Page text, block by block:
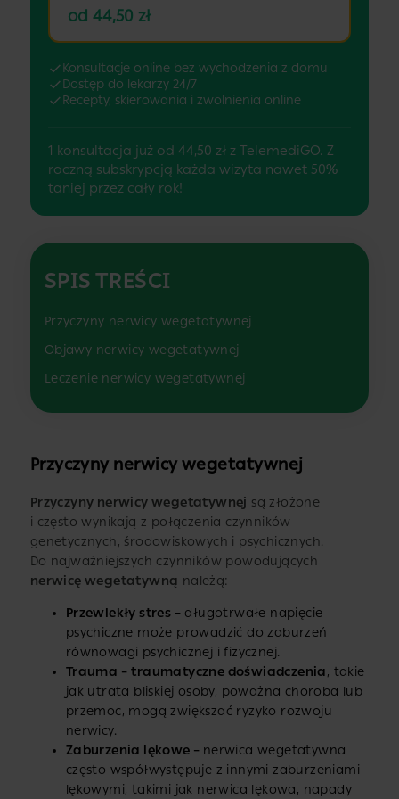
od 44,50 zł
Konsultacje online bez wychodzenia z domu
Dostęp do lekarzy 24/7
Recepty, skierowania i zwolnienia online
1 konsultacja już od 44,50 zł z TelemediGO. Z
roczną subskrypcją każda wizyta nawet 50%
taniej przez cały rok!
SPIS TREŚCI
Przyczyny nerwicy wegetatywnej
Objawy nerwicy wegetatywnej
Leczenie nerwicy wegetatywnej
Przyczyny nerwicy wegetatywnej
Przyczyny nerwicy wegetatywnej są złożone
i często wynikają z połączenia czynników
genetycznych, środowiskowych i psychicznych.
Do najważniejszych czynników powodujących
nerwicę wegetatywną należą:
Przewlekły stres –długotrwałe napięcie
psychiczne może prowadzić do zaburzeń
równowagi psychicznej i fizycznej.
Trauma – traumatyczne doświadczenia, takie
jak utrata bliskiej osoby, poważna choroba lub
przemoc, mogą zwiększać ryzyko rozwoju
nerwicy.
Zaburzenia lękowe – nerwica wegetatywna
często współwystępuje z innymi zaburzeniami
lękowymi, takimi jak nerwica lękowa, napady